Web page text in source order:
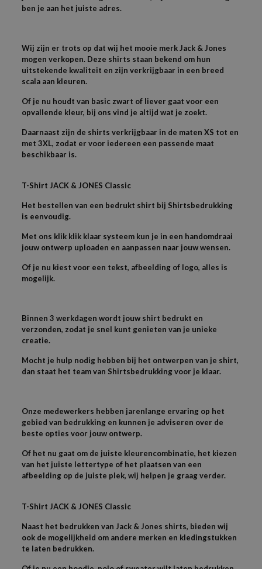
ben je aan het juiste adres.
Wij zijn er trots op dat wij het mooie merk Jack & Jones
mogen verkopen. Deze shirts staan bekend om hun
uitstekende kwaliteit en zijn verkrijgbaar in een breed
scala aan kleuren.
Of je nu houdt van basic zwart of liever gaat voor een
opvallende kleur, bij ons vind je altijd wat je zoekt.
Daarnaast zijn de shirts verkrijgbaar in de maten XS tot en
met 3XL, zodat er voor iedereen een passende maat
beschikbaar is.
T-Shirt JACK & JONES Classic
Het bestellen van een bedrukt shirt bij Shirtsbedrukking
is eenvoudig.
Met ons klik klik klaar systeem kun je in een handomdraai
jouw ontwerp uploaden en aanpassen naar jouw wensen.
Of je nu kiest voor een tekst, afbeelding of logo, alles is
mogelijk.
Binnen 3 werkdagen wordt jouw shirt bedrukt en
verzonden, zodat je snel kunt genieten van je unieke
creatie.
Mocht je hulp nodig hebben bij het ontwerpen van je shirt,
dan staat het team van Shirtsbedrukking voor je klaar.
Onze medewerkers hebben jarenlange ervaring op het
gebied van bedrukking en kunnen je adviseren over de
beste opties voor jouw ontwerp.
Of het nu gaat om de juiste kleurencombinatie, het kiezen
van het juiste lettertype of het plaatsen van een
afbeelding op de juiste plek, wij helpen je graag verder.
T-Shirt JACK & JONES Classic
Naast het bedrukken van Jack & Jones shirts, bieden wij
ook de mogelijkheid om andere merken en kledingstukken
te laten bedrukken.